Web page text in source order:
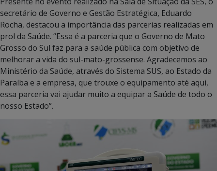
secretário de Governo e Gestão Estratégica, Eduardo
Rocha, destacou a importância das parcerias realizadas em
prol da Saúde. “Essa é a parceria que o Governo de Mato
Grosso do Sul faz para a saúde pública com objetivo de
melhorar a vida do sul-mato-grossense. Agradecemos ao
Ministério da Saúde, através do Sistema SUS, ao Estado da
Paraíba e a empresa, que trouxe o equipamento até aqui,
essa parceria vai ajudar muito a equipar a Saúde de todo o
nosso Estado”.